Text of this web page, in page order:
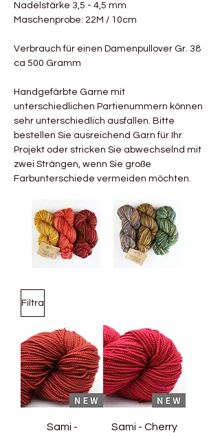
Nadelstärke 3,5 - 4,5 mm
Maschenprobe: 22M / 10cm
Verbrauch für einen Damenpullover Gr. 38
ca 500 Gramm
Handgefärbte Garne mit
unterschiedlichen Partienummern können
sehr unterschiedlich ausfallen. Bitte
bestellen Sie ausreichend Garn für Ihr
Projekt oder stricken Sie abwechselnd mit
zwei Strängen, wenn Sie große
Farbunterschiede vermeiden möchten.
Filtra
Sami -
Sami - Cherry